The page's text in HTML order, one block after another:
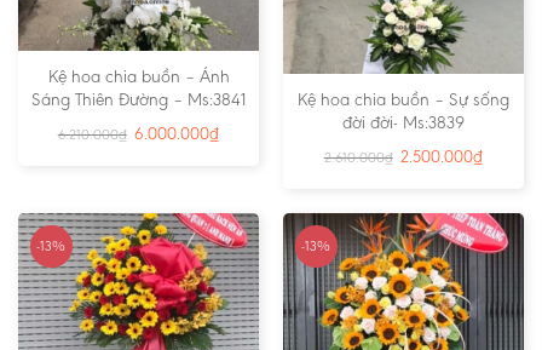
Kệ hoa chia buồn – Ánh
Sáng Thiên Đường – Ms:3841
6.210.000₫ 6.000.000₫
Kệ hoa chia buồn – Sự sống
đời đời- Ms:3839
2.610.000₫ 2.500.000₫
-13% -13%